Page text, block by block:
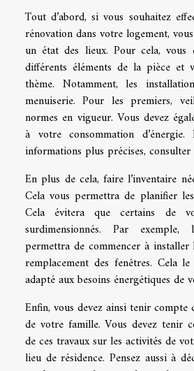
Tout d’abord, si vous souhaitez
rénovation dans votre logement,
un état des lieux. Pour cela, vous
différents éléments de la pièce et
thème. Notamment, les
menuiserie. Pour les premiers,
normes en vigueur. Vous devez
à votre consommation d’énergie.
informations plus précises, consulter
En plus de cela, faire l’inventaire
Cela vous permettra de planifier
Cela évitera que certains de
surdimensionnés. Par
permettra de commencer à installer
remplacement des fenêtres. Cela
adapté aux besoins énergétiques de
Enfin, vous devez ainsi tenir compte
de votre famille. Vous devez tenir
de ces travaux sur les activités de
lieu de résidence. Pensez aussi à